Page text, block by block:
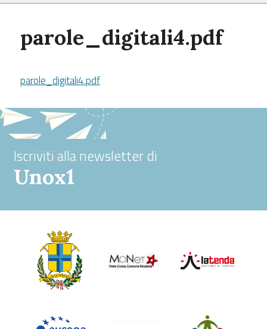
parole_digitali4.pdf
parole_digitali4.pdf
Iscriviti alla newsletter di
Unox1